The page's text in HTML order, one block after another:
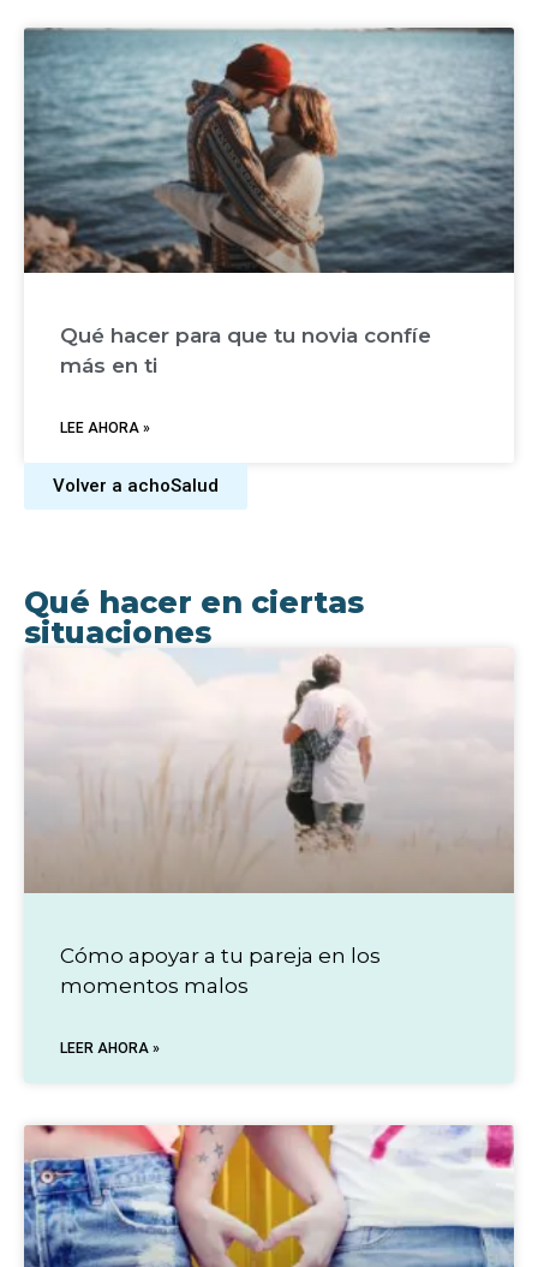
Qué hacer para que tu novia confíe
más en ti
LEE AHORA »
Volver a achoSalud
Qué hacer en ciertas
situaciones
Cómo apoyar a tu pareja en los
momentos malos
LEER AHORA »